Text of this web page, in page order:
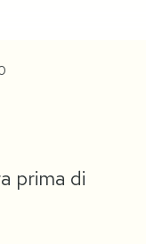
prima di